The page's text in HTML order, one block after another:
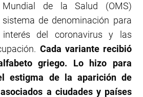
Mundial de la Salud (OMS)
de denominación para
del coronavirus y las
Cada variante recibió
griego. Lo hizo para
estigma de la aparición de
a ciudades y países